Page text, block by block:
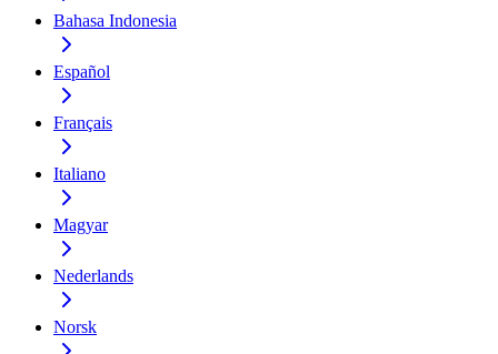
Bahasa Indonesia
Español
Français
Italiano
Magyar
Nederlands
Norsk